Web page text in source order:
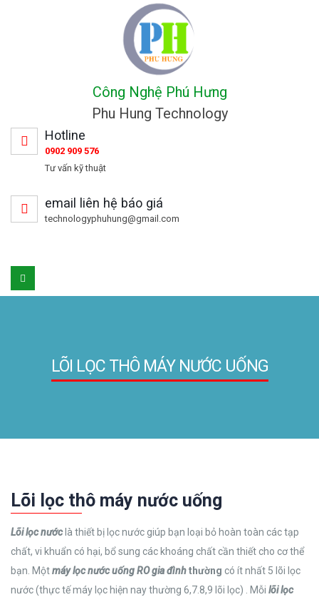
Công Nghệ Phú Hưng
Phu Hung Technology
Hotline
0902 909 576
Tư vấn kỹ thuật
email liên hệ báo giá
technologyphuhung@gmail.com
LÕI LỌC THÔ MÁY NƯỚC UỐNG
Lõi lọc thô máy nước uống
Lõi lọc nướclà thiết bị lọc nước giúp bạn loại bỏ hoàn toàn các tạp
chất, vi khuẩn có hại, bổ sung các khoáng chất cần thiết cho cơ thể
bạn. Mộtmáy lọc nước uống RO gia đìnhthường có ít nhất 5 lõi lọc
nước (thực tế máy lọc hiện nay thường 6,7.8,9 lõi lọc) . Mỗi lõi lọc